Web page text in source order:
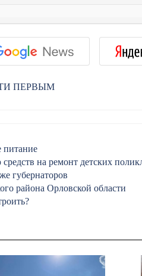
ПЕРВЫМ
питание
на ремонт детских
губернаторов
района Орловской области